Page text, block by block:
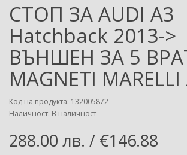
СТОП ЗА AUDI A3
Hatchback 2013->
ВЪНШЕН ЗА 5
MAGNETI
Код на продукта: 132005872
Наличност: В наличност
288.00 лв. / €146.88